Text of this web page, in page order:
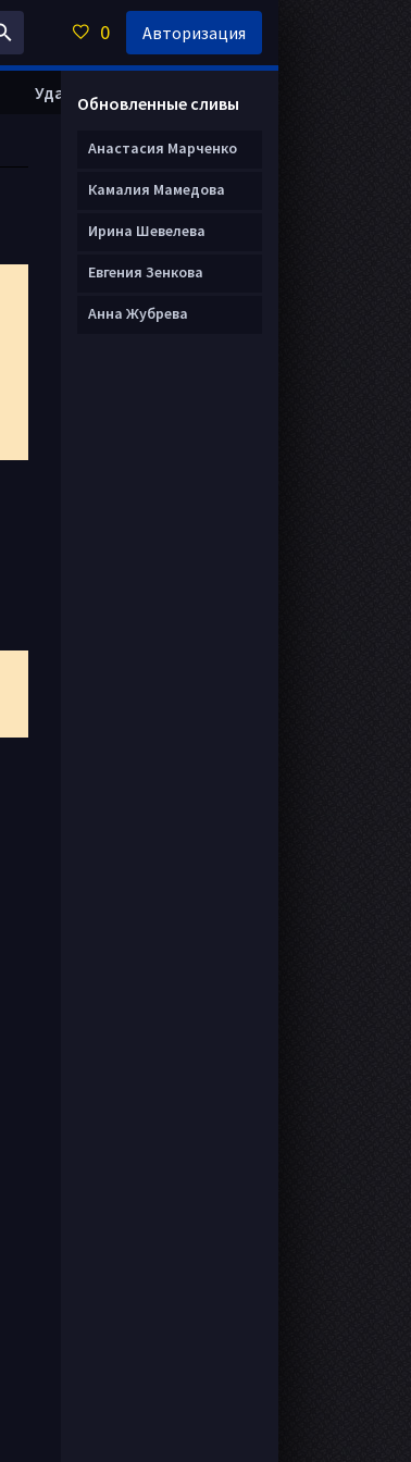
Удалить анкету
Обновленные сливы
Анастасия Марченко
Камалия Мамедова
Ирина Шевелева
Евгения Зенкова
Анна Жубрева
0 Авторизация